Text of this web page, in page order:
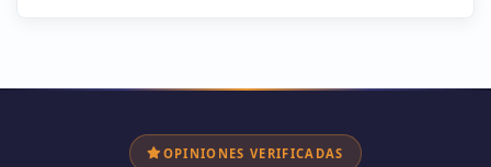
OPINIONES VERIFICADAS